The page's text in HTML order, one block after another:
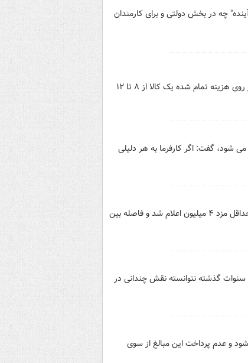
چه در بخش دولتی و برای کارمندان
دبیرکل کانون عالی انجمن‌های صنفی کارگران کشور گفت: تاثیر دستمزد یک کارگر بر روی هزینه تمام شده یک کالا از ۸ تا ۱۲
شود، گفت: اگر کارفرما به هر دلیلی
نماینده کارگران گفت: سال قبل سبد معیشت ۶ میلیون و ٧٩٠ هزار تومان بود، اما حداقل مزد ۴ میلیون اعلام شد و فاصله بین
گذشته نتوانسته نقش چندانی در
و عدم پرداخت این مبالغ از سوی